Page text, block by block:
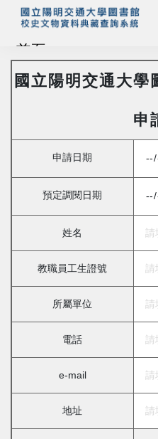
首頁
藏品查詢
管理者登入
國立陽明交通大學
申
申請日期
預定調閱日期
姓名
教職員工生證號
所屬單位
電話
e-mail
地址